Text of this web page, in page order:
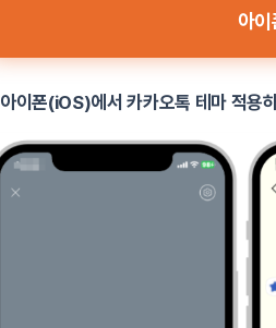
아
아이폰(iOS)에서 카카오톡 테마 적용